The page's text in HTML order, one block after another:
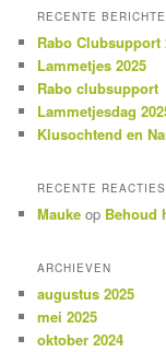
k
n
RECENTE
Rabo Clubsupport
Lammetjes 2025
Rabo clubsupport
Lammetjesdag
Klusochtend en
RECENTE REACTIES
Mauke op Behoud
ARCHIEVEN
augustus 2025
mei 2025
oktober 2024